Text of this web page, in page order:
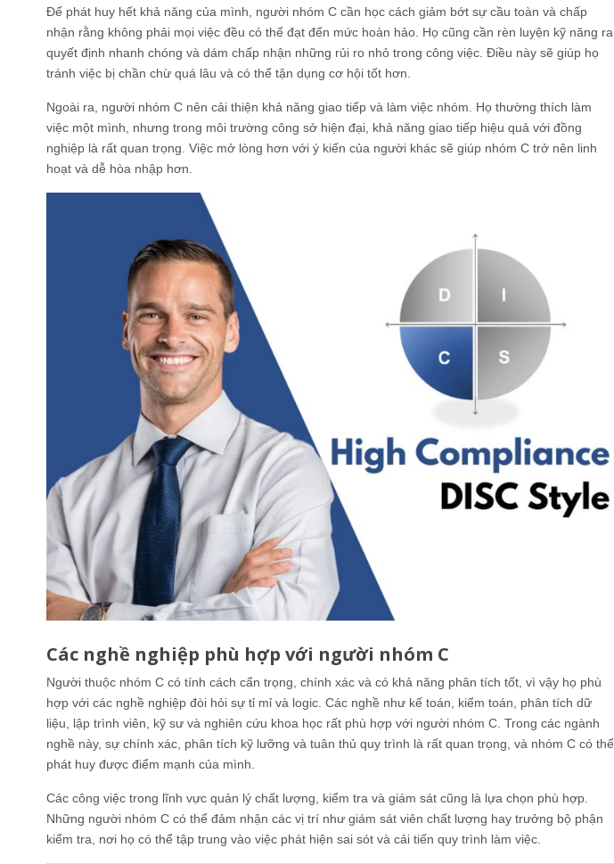
Để phát huy hết khả năng của mình, người nhóm C cần học cách giảm bớt sự cầu toàn và chấp
nhận rằng không phải mọi việc đều có thể đạt đến mức hoàn hảo. Họ cũng cần rèn luyện kỹ năng ra
quyết định nhanh chóng và dám chấp nhận những rủi ro nhỏ trong công việc. Điều này sẽ giúp họ
tránh việc bị chần chừ quá lâu và có thể tận dụng cơ hội tốt hơn.
Ngoài ra, người nhóm C nên cải thiện khả năng giao tiếp và làm việc nhóm. Họ thường thích làm
việc một mình, nhưng trong môi trường công sở hiện đại, khả năng giao tiếp hiệu quả với đồng
nghiệp là rất quan trọng. Việc mở lòng hơn với ý kiến của người khác sẽ giúp nhóm C trở nên linh
hoạt và dễ hòa nhập hơn.
Các nghề nghiệp phù hợp với người nhóm C
Người thuộc nhóm C có tính cách cẩn trọng, chính xác và có khả năng phân tích tốt, vì vậy họ phù
hợp với các nghề nghiệp đòi hỏi sự tỉ mỉ và logic. Các nghề như kế toán, kiểm toán, phân tích dữ
liệu, lập trình viên, kỹ sư và nghiên cứu khoa học rất phù hợp với người nhóm C. Trong các ngành
nghề này, sự chính xác, phân tích kỹ lưỡng và tuân thủ quy trình là rất quan trọng, và nhóm C có thể
phát huy được điểm mạnh của mình.
Các công việc trong lĩnh vực quản lý chất lượng, kiểm tra và giám sát cũng là lựa chọn phù hợp.
Những người nhóm C có thể đảm nhận các vị trí như giám sát viên chất lượng hay trưởng bộ phận
kiểm tra, nơi họ có thể tập trung vào việc phát hiện sai sót và cải tiến quy trình làm việc.